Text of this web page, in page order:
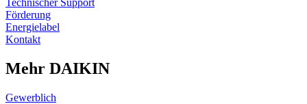
Technischer Support
Förderung
Energielabel
Kontakt
Mehr DAIKIN
Gewerblich